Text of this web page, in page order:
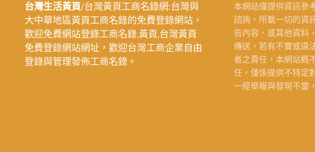
台灣生活黃頁/台灣黃頁工商名錄網:台灣與
大中華地區黃頁工商名錄的免費登錄網站，
歡迎免費網站登錄工商名錄.黃頁,台灣黃頁
免費登錄網站網址，歡迎台灣工商企業自由
登錄與管理發佈工商名錄。
本網站僅提供資訊參
諮詢。所載一切的資
告內容、或其他資料
傳送，若有不實或違
者之責任，本網站概
任，僅係提供不特定
一經舉報與發現不當